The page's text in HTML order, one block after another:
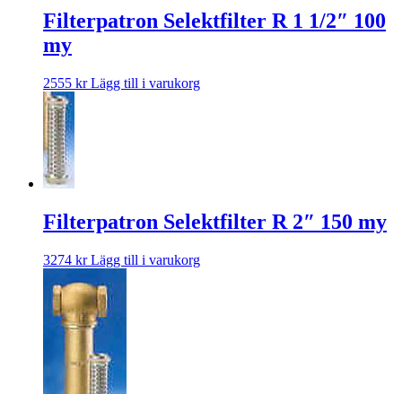
Filterpatron Selektfilter R 1 1/2″ 100
my
2555 kr Lägg till i varukorg
Filterpatron Selektfilter R 2″ 150 my
3274 kr Lägg till i varukorg